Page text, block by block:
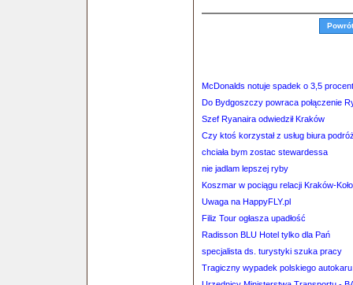
McDonalds notuje spadek o 3,5 procent
Do Bydgoszczy powraca połączenie
Szef Ryanaira odwiedził Kraków
Czy ktoś korzystał z usług biura
chciała bym zostac stewardessa
nie jadlam lepszej ryby
Koszmar w pociągu relacji Kraków-
Uwaga na HappyFLY.pl
Filiz Tour ogłasza upadłość
Radisson BLU Hotel tylko dla Pań
specjalista ds. turystyki szuka pracy
Tragiczny wypadek polskiego autokaru